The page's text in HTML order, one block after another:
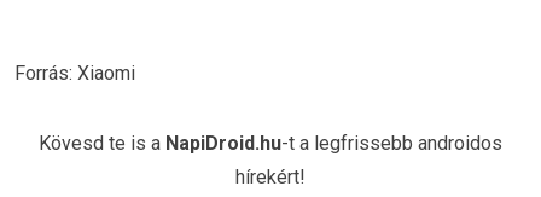
Forrás: Xiaomi
Kövesd te is a NapiDroid.hu-t a legfrissebb androidos
hírekért!